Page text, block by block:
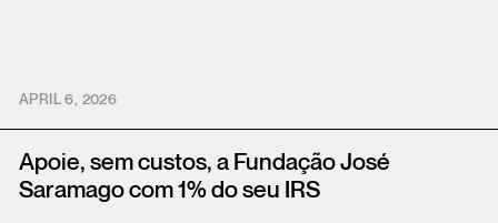
APRIL 6, 2026
Apoie, sem custos, a Fundação José
Saramago com 1% do seu IRS